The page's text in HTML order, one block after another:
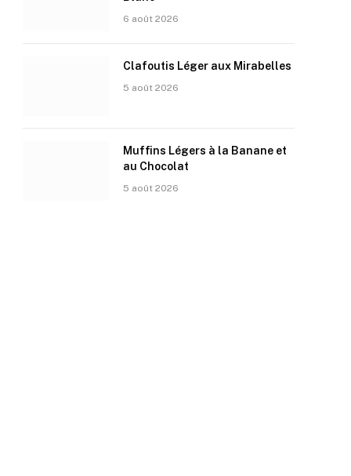
6 août 2026
Clafoutis Léger aux Mirabelles
5 août 2026
Muffins Légers à la Banane et
au Chocolat
5 août 2026